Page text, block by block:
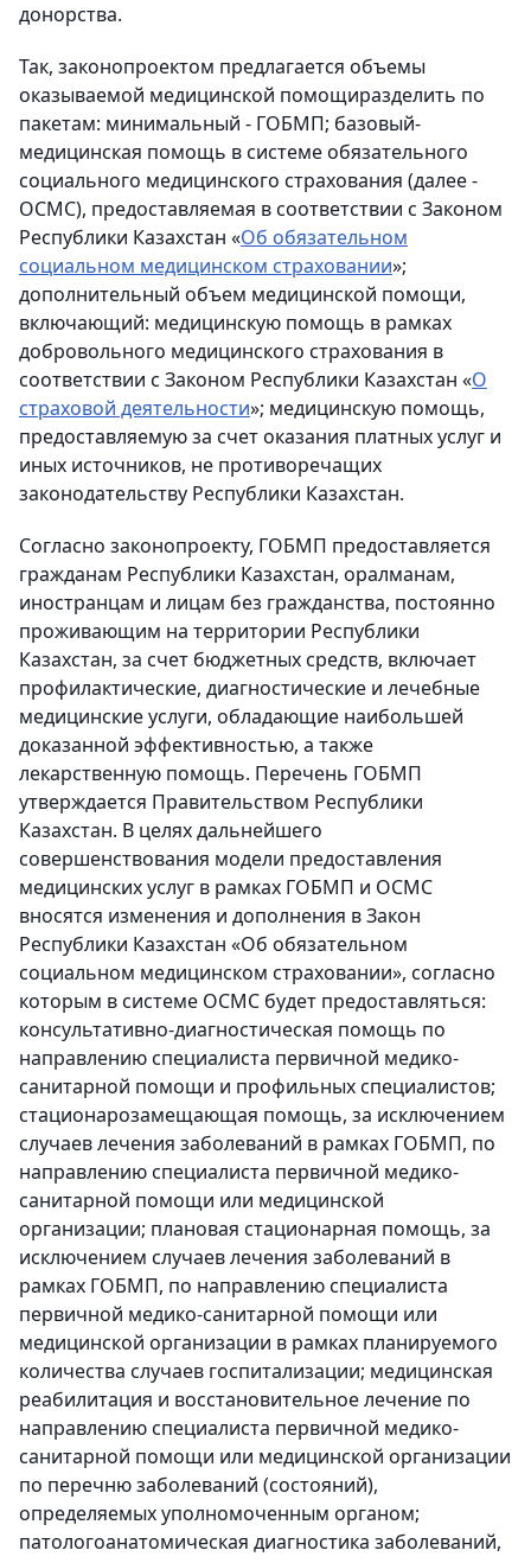
донорства.
Так, законопроектом предлагается объемы
оказываемой медицинской помощиразделить по
пакетам: минимальный - ГОБМП; базовый-
медицинская помощь в системе обязательного
социального медицинского страхования (далее -
ОСМС), предоставляемая в соответствии с Законом
Республики Казахстан «Об обязательном
социальном медицинском страховании»;
дополнительный объем медицинской помощи,
включающий: медицинскую помощь в рамках
добровольного медицинского страхования в
соответствии с Законом Республики Казахстан «О
страховой деятельности»; медицинскую помощь,
предоставляемую за счет оказания платных услуг и
иных источников, не противоречащих
законодательству Республики Казахстан.
Согласно законопроекту, ГОБМП предоставляется
гражданам Республики Казахстан, оралманам,
иностранцам и лицам без гражданства, постоянно
проживающим на территории Республики
Казахстан, за счет бюджетных средств, включает
профилактические, диагностические и лечебные
медицинские услуги, обладающие наибольшей
доказанной эффективностью, а также
лекарственную помощь. Перечень ГОБМП
утверждается Правительством Республики
Казахстан. В целях дальнейшего
совершенствования модели предоставления
медицинских услуг в рамках ГОБМП и ОСМС
вносятся изменения и дополнения в Закон
Республики Казахстан «Об обязательном
социальном медицинском страховании», согласно
которым в системе ОСМС будет предоставляться:
консультативно-диагностическая помощь по
направлению специалиста первичной медико-
санитарной помощи и профильных специалистов;
стационарозамещающая помощь, за исключением
случаев лечения заболеваний в рамках ГОБМП, по
направлению специалиста первичной медико-
санитарной помощи или медицинской
организации; плановая стационарная помощь, за
исключением случаев лечения заболеваний в
рамках ГОБМП, по направлению специалиста
первичной медико-санитарной помощи или
медицинской организации в рамках планируемого
количества случаев госпитализации; медицинская
реабилитация и восстановительное лечение по
направлению специалиста первичной медико-
санитарной помощи или медицинской организации
по перечню заболеваний (состояний),
определяемых уполномоченным органом;
патологоанатомическая диагностика заболеваний,